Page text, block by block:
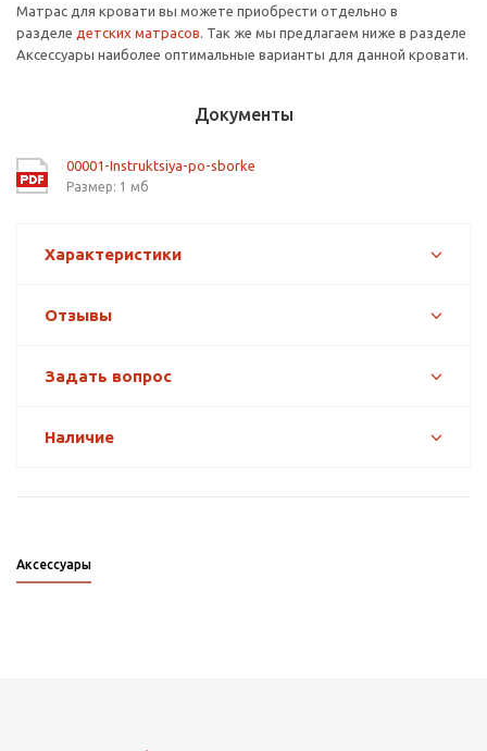
Матрас для кровати вы можете приобрести отдельно в
разделе детских матрасов. Так же мы предлагаем ниже в разделе
Аксессуары наиболее оптимальные варианты для данной кровати.
Документы
00001-Instruktsiya-po-sborke
Размер: 1 мб
Характеристики
Отзывы
Задать вопрос
Наличие
Аксессуары